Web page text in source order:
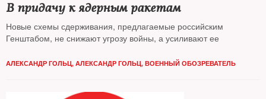
В придачу к ядерным ракетам
Новые схемы сдерживания, предлагаемые российским
Генштабом, не снижают угрозу войны, а усиливают ее
АЛЕКСАНДР ГОЛЬЦ, АЛЕКСАНДР ГОЛЬЦ, ВОЕННЫЙ ОБОЗРЕВАТЕЛЬ